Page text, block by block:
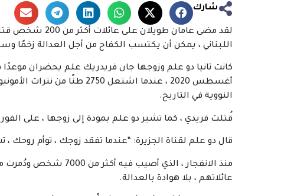
شارك
لقد مضى عامان طويلان على عائلات أكثر من 200 شخص قتلوا في
اللبناني ، يمكن أن يكتسب الكفاح من أجل العدالة زخمًا
أغسطس 2020 ، عندما اشتعل
النووية في التاريخ.
قُتلت فريدي ، كما تشير دو علم بمودة إلى زوجها ، على
قال دو علم لقناة الجزيرة: “عندما تفقد زوجك ، توأم روحك
منذ الانفجار ، الذي
عائلاتهم ، بلا هوادة بالعدالة.